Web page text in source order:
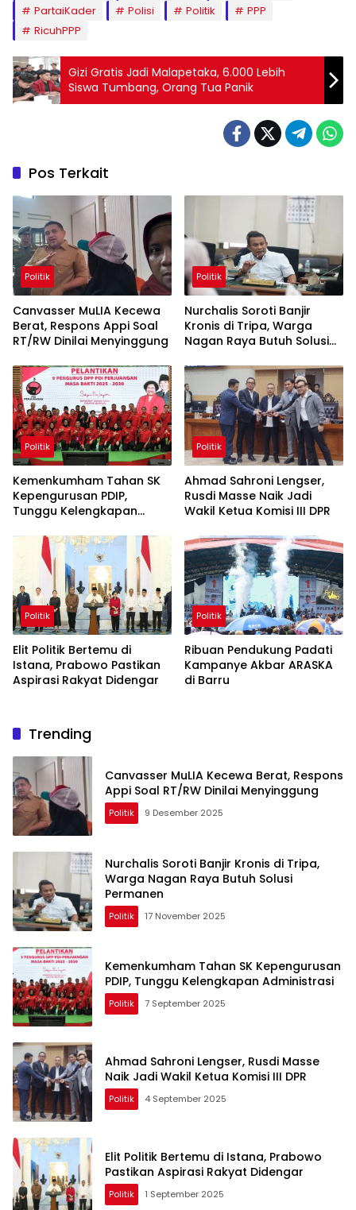
PartaiKader
Polisi Politik
PPP
RicuhPPP
Gizi Gratis Jadi Malapetaka, 6.000 Lebih
Siswa Tumbang, Orang Tua Panik
Pos Terkait
Politik
Canvasser MuLIA Kecewa
Berat, Respons Appi Soal
RT/RW Dinilai Menyinggung
Politik
Nurchalis Soroti Banjir
Kronis di Tripa, Warga
Nagan Raya Butuh Solusi
Politik
Kemenkumham Tahan SK
Kepengurusan PDIP,
Tunggu Kelengkapan
Politik
Ahmad Sahroni Lengser,
Rusdi Masse Naik Jadi
Wakil Ketua Komisi III DPR
Politik
Elit Politik Bertemu di
Istana, Prabowo Pastikan
Aspirasi Rakyat Didengar
Politik
Ribuan Pendukung Padati
Kampanye Akbar ARASKA
di Barru
Trending
Canvasser MuLIA Kecewa Berat, Respons
Appi Soal RT/RW Dinilai Menyinggung
Politik 9 Desember 2025
Nurchalis Soroti Banjir Kronis di Tripa,
Warga Nagan Raya Butuh Solusi
Permanen
Politik 17 November 2025
Kemenkumham Tahan SK Kepengurusan
PDIP, Tunggu Kelengkapan Administrasi
Politik 7 September 2025
Ahmad Sahroni Lengser, Rusdi Masse
Naik Jadi Wakil Ketua Komisi III DPR
Politik 4 September 2025
Elit Politik Bertemu di Istana, Prabowo
Pastikan Aspirasi Rakyat Didengar
Politik 1 September 2025